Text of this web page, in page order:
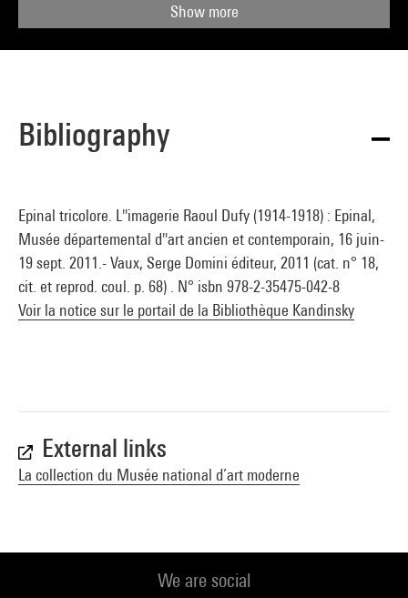
Show more
Bibliography
Epinal tricolore. L''imagerie Raoul Dufy (1914-1918) : Epinal,
Musée départemental d''art ancien et contemporain, 16 juin-
19 sept. 2011.- Vaux, Serge Domini éditeur, 2011 (cat. n° 18,
cit. et reprod. coul. p. 68) . N° isbn 978-2-35475-042-8
Voir la notice sur le portail de la Bibliothèque Kandinsky
External links
La collection du Musée national d’art moderne
We are social